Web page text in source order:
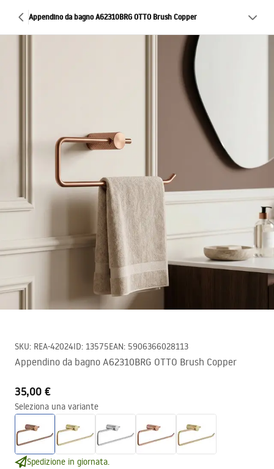
Appendino da bagno A62310BRG OTTO Brush Copper
SKU: REA-42024ID: 13575EAN: 5906366028113
Appendino da bagno A62310BRG OTTO Brush Copper
35,00 €
Seleziona una variante
Spedizione in giornata.